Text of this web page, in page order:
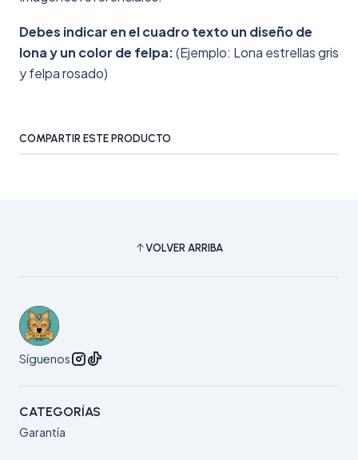
Debes indicar en el cuadro texto un diseño de
lona y un color de felpa:(Ejemplo: Lona estrellas gris
y felpa rosado)
COMPARTIR ESTE PRODUCTO
VOLVER ARRIBA
Síguenos
CATEGORÍAS
Garantía